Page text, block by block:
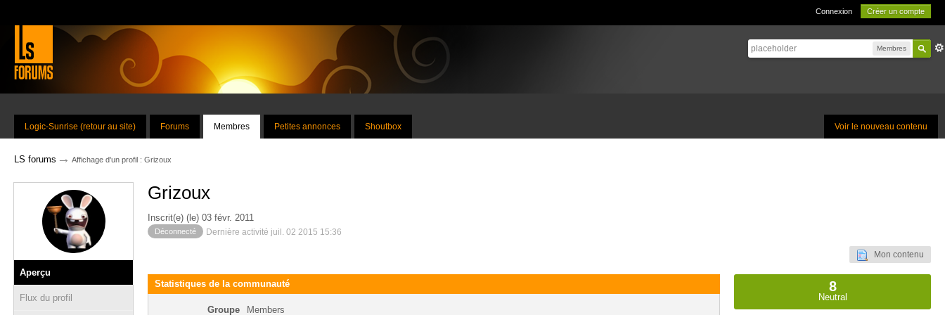
Connexion Créer un compte
Membres
Voir le nouveau contenu
Logic-Sunrise (retour au site) Forums Membres Petites annonces Shoutbox
LS forums → Affichage d'un profil : Grizoux
Aperçu
Flux du profil
Grizoux
Inscrit(e) (le) 03 févr. 2011
Déconnecté Dernière activité juil. 02 2015 15:36
Mon contenu
Statistiques de la communauté
Groupe
Members
8
Neutral